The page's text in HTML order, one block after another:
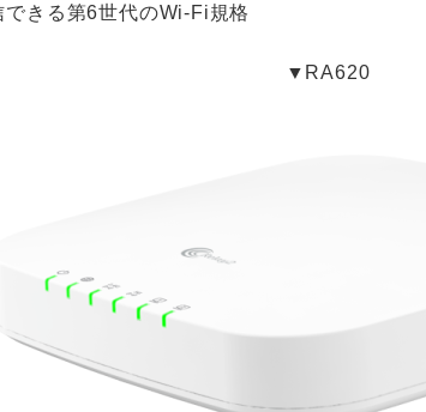
きる第6世代のWi-Fi規格
▼RA620